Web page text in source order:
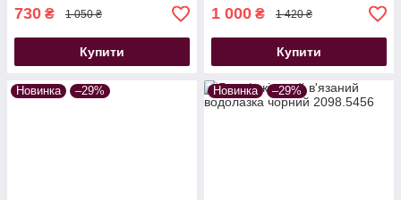
730 ₴ 1 050 ₴
Купити
1 000 ₴ 1 420 ₴
Купити
Новинка –29% Новинка –29%